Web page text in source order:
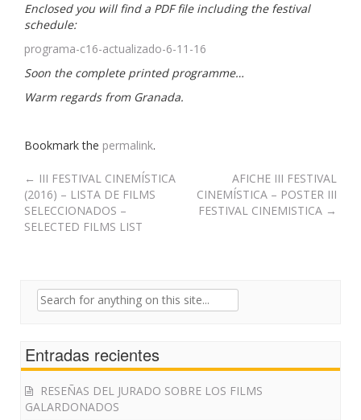
Enclosed you will find a PDF file including the festival
schedule:
programa-c16-actualizado-6-11-16
Soon the complete printed programme…
Warm regards from Granada.
Bookmark the permalink.
Post
navigation
← III FESTIVAL CINEMÍSTICA
(2016) – LISTA DE FILMS
SELECCIONADOS –
SELECTED FILMS LIST
AFICHE III FESTIVAL
CINEMÍSTICA – POSTER III
FESTIVAL CINEMISTICA →
Search
Entradas recientes
RESEÑAS DEL JURADO SOBRE LOS FILMS
GALARDONADOS